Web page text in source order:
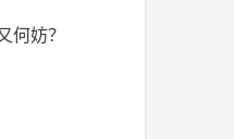
何妨？